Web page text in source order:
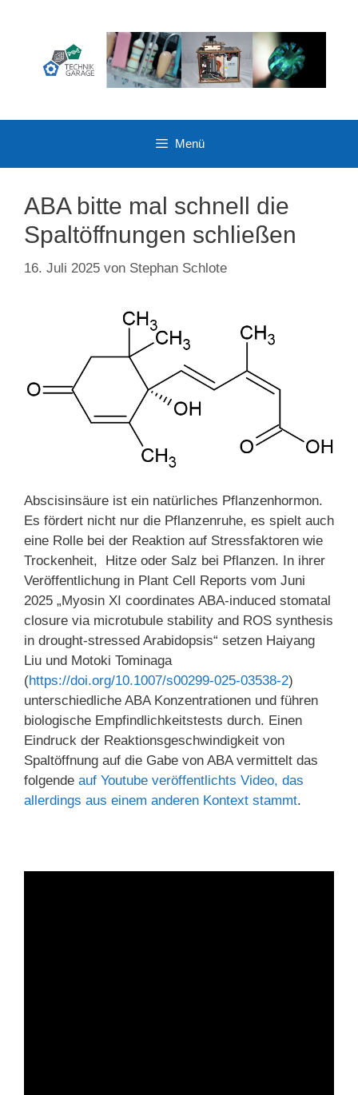
Menü
ABA bitte mal schnell die
Spaltöffnungen schließen
16. Juli 2025 von Stephan Schlote
Abscisinsäure ist ein natürliches Pflanzenhormon.
Es fördert nicht nur die Pflanzenruhe, es spielt auch
eine Rolle bei der Reaktion auf Stressfaktoren wie
Trockenheit, Hitze oder Salz bei Pflanzen. In ihrer
Veröffentlichung in Plant Cell Reports vom Juni
2025 „Myosin XI coordinates ABA-induced stomatal
closure via microtubule stability and ROS synthesis
in drought-stressed Arabidopsis“ setzen Haiyang
Liu und Motoki Tominaga
(https://doi.org/10.1007/s00299-025-03538-2)
unterschiedliche ABA Konzentrationen und führen
biologische Empfindlichkeitstests durch. Einen
Eindruck der Reaktionsgeschwindigkeit von
Spaltöffnung auf die Gabe von ABA vermittelt das
folgende auf Youtube veröffentlichts Video, das
allerdings aus einem anderen Kontext stammt.